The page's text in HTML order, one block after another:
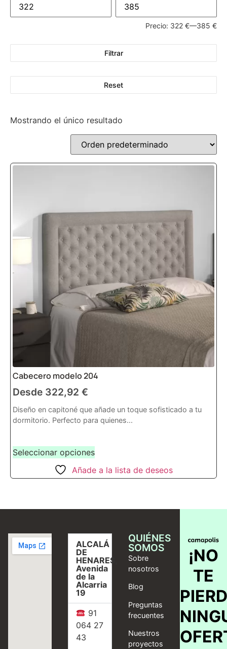
Precio: 322 €—385 €
Filtrar
Reset
Mostrando el único resultado
Cabecero modelo 204
Desde 322,92 €
Diseño en capitoné que añade un toque sofisticado a tu
dormitorio. Perfecto para quienes...
Seleccionar opciones
Añade a la lista de deseos
ALCALÁ
DE
HENARES,
Avenida
de la
Alcarria
19
91
064 27
43
QUIÉNES
SOMOS
Sobre
nosotros
Blog
Preguntas
frecuentes
Nuestros
proyectos
¡NO
TE